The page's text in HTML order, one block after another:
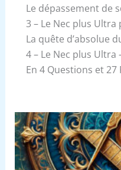
Le dépassement de
3 – Le Nec plus Ultra
La quête d’absolue
4 – Le Nec plus Ultra
En 4 Questions et 27